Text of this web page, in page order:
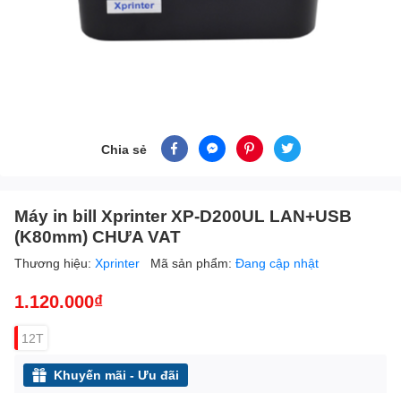
Chia sẻ
Máy in bill Xprinter XP-D200UL LAN+USB
(K80mm) CHƯA VAT
Thương hiệu: Xprinter Mã sản phẩm: Đang cập nhật
1.120.000₫
12T
Khuyến mãi - Ưu đãi